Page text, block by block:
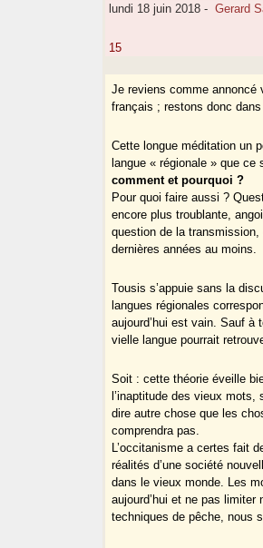
lundi 18 juin 2018 - Gerard
15
Je reviens comme annoncé
français ; restons donc
Cette longue méditation un
langue « régionale » que
comment et pourquoi ?
Pour quoi faire aussi ?
encore plus troublante,
question de la
dernières années au moins.
Tousis s’appuie sans la
langues régionales
aujourd’hui est vain. Sauf à
vielle langue pourrait
Soit : cette théorie éveille
l’inaptitude des vieux
dire autre chose que les
comprendra pas.
L’occitanisme a certes fait
réalités d’une société
dans le vieux monde. Les
aujourd’hui et ne pas
techniques de pêche, nous